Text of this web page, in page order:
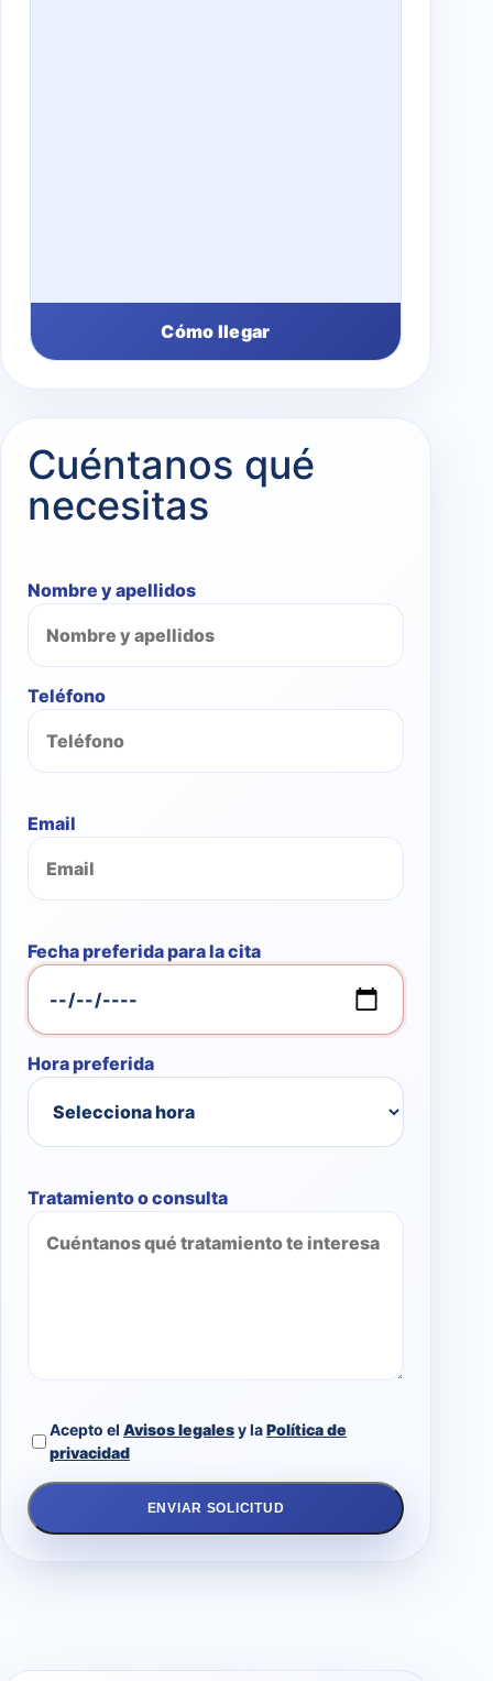
Cómo llegar
Cuéntanos qué
necesitas
Nombre y apellidos
Teléfono
Email
Fecha preferida para la cita
Hora preferida
Tratamiento o consulta
Acepto el Avisos legalesy laPolítica de
privacidad
ENVIAR SOLICITUD